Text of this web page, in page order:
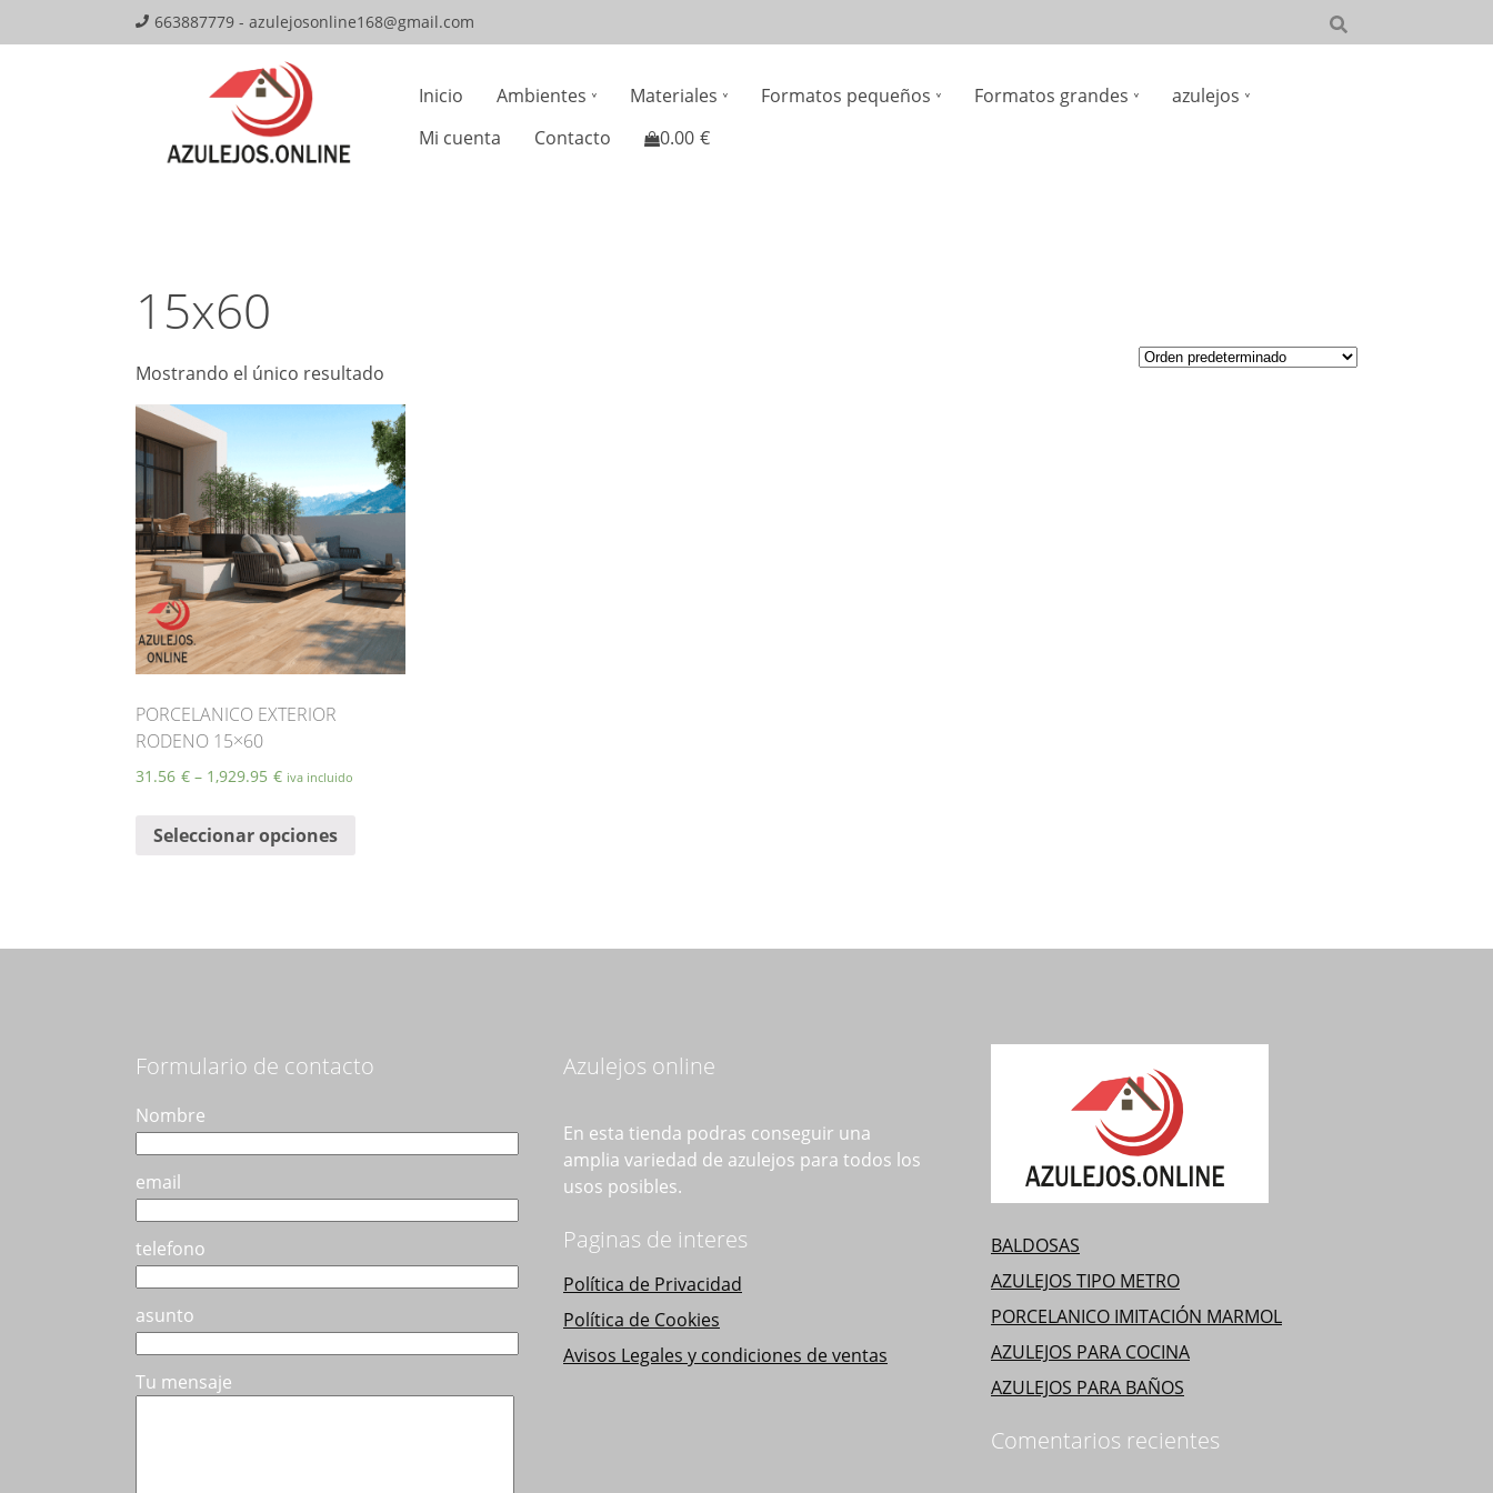
to
663887779 - azulejosonline168@gmail.com
Navigation
Inicio Ambientes Materiales Formatos pequeños Formatos grandes
azulejos
Mi cuenta
Contacto 0.00 €
15x60
Mostrando el único resultado
PORCELANICO EXTERIOR
RODENO 15×60
31.56 € – 1,929.95 € iva incluido
Seleccionar opciones
Las
en
página
de
Formulario de contacto
Nombre
email
telefono
asunto
Tu mensaje
Azulejos online
En esta tienda podras conseguir una
amplia variedad de azulejos para todos los
usos posibles.
Paginas de interes
Política de Privacidad
Política de Cookies
Avisos Legales y condiciones de ventas
BALDOSAS
AZULEJOS TIPO METRO
PORCELANICO IMITACIÓN MARMOL
AZULEJOS PARA COCINA
AZULEJOS PARA BAÑOS
Comentarios recientes